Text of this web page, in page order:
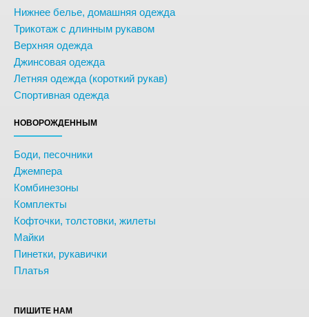
Нижнее белье, домашняя одежда
Трикотаж с длинным рукавом
Верхняя одежда
Джинсовая одежда
Летняя одежда (короткий рукав)
Спортивная одежда
НОВОРОЖДЕННЫМ
Боди, песочники
Джемпера
Комбинезоны
Комплекты
Кофточки, толстовки, жилеты
Майки
Пинетки, рукавички
Платья
ПИШИТЕ НАМ